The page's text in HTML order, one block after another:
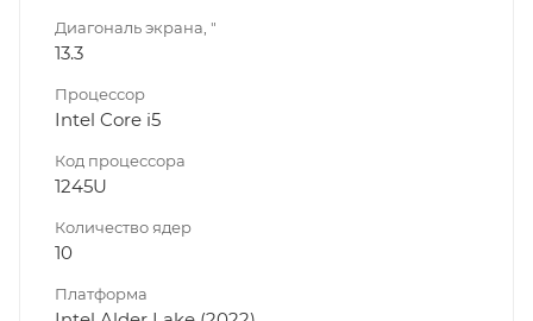
Диагональ экрана, "
13.3
Процессор
Intel Core i5
Код процессора
1245U
Количество ядер
10
Платформа